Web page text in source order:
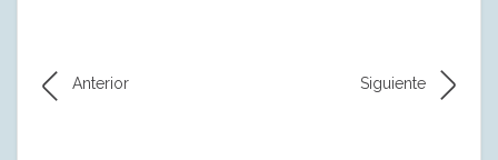
Anterior Siguiente